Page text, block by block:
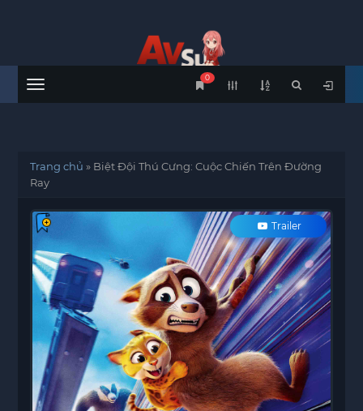
Menu
0
Trang chủ » Biệt Đội Thú Cưng: Cuộc Chiến Trên Đường
Ray
Trailer